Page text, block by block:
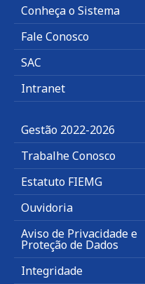
Conheça o Sistema
Fale Conosco
SAC
Intranet
Gestão 2022-2026
Trabalhe Conosco
Estatuto FIEMG
Ouvidoria
Aviso de Privacidade e
Proteção de Dados
Integridade